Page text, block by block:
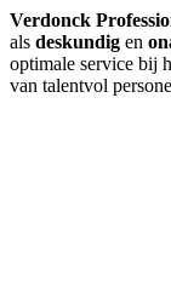
Verdonck
als deskundig en
optimale service bij
van talentvol